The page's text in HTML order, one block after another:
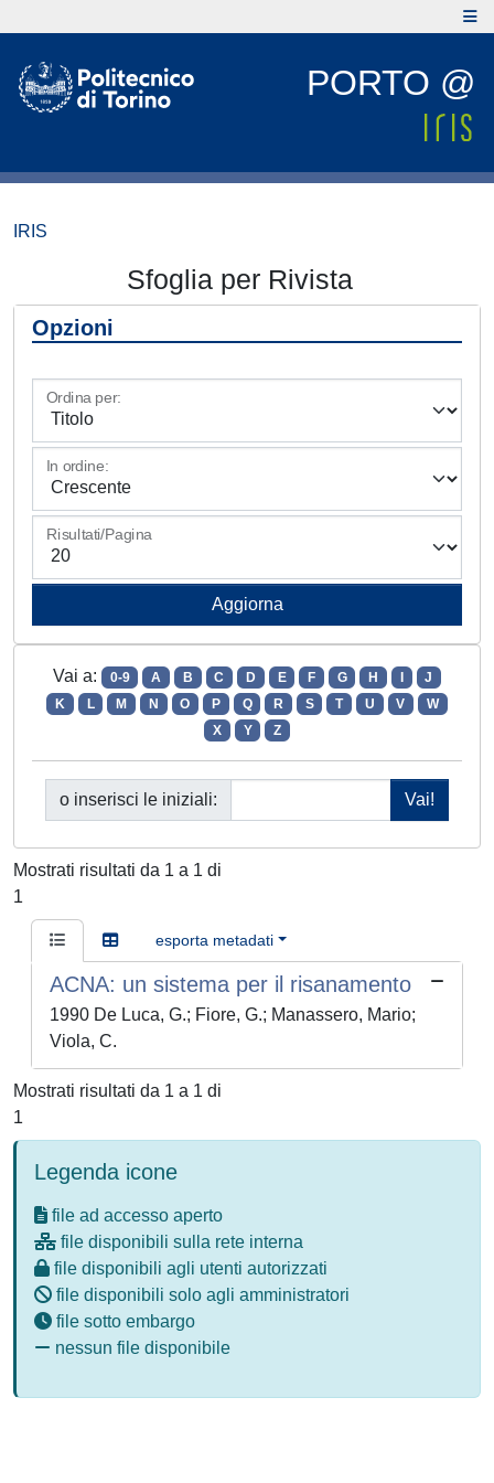
PORTO @
IRIS
Sfoglia per Rivista
Opzioni
Ordina per:
In ordine:
Risultati/Pagina
Vai a: 0-9 A B C D E F G H
J
K
L M N O P Q R S T U V
W
X
Y Z
o inserisci le iniziali:
Mostrati risultati da 1 a 1 di
1
esporta metadati
ACNA: un sistema per il risanamento
1990 De Luca, G.; Fiore, G.; Manassero, Mario;
Viola, C.
Mostrati risultati da 1 a 1 di
1
Legenda icone
file ad accesso aperto
file disponibili sulla rete interna
file disponibili agli utenti autorizzati
file disponibili solo agli amministratori
file sotto embargo
nessun file disponibile